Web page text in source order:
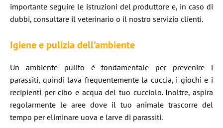
importante seguire le istruzioni del produttore e, in caso di
dubbi, consultare il veterinario o il nostro servizio clienti.
Igiene e pulizia dell’ambiente
Un ambiente pulito è fondamentale per prevenire i
parassiti, quindi lava frequentemente la cuccia, i giochi e i
recipienti per cibo e acqua del tuo cucciolo. Inoltre, aspira
regolarmente le aree dove il tuo animale trascorre del
tempo per eliminare uova e larve di parassiti.